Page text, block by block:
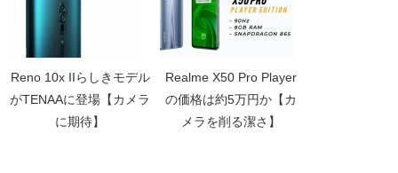
Reno 10x IIらしきモデル
がTENAAに登場【カメラ
に期待】
Realme X50 Pro Player
の価格は約5万円か【カ
メラを削る潔さ】